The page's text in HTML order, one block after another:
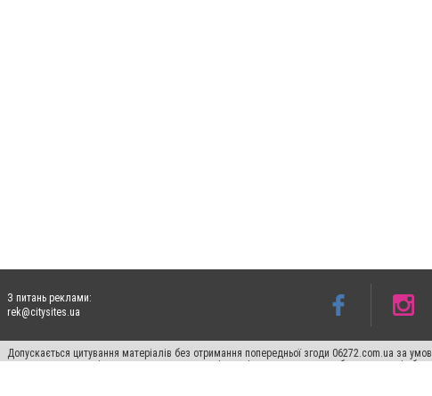
З питань реклами:
rek@citysites.ua
Допускається цитування матеріалів без отримання попередньої згоди 06272.com.ua за
пошукових систем гіперпосилання на цитовані статті не нижче другого абзацу в тексті